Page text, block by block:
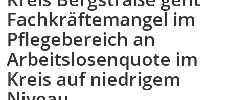
Fachkräftemangel im
Pflegebereich an
Arbeitslosenquote im
Kreis auf niedrigem